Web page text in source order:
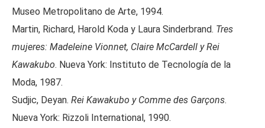
Museo Metropolitano de Arte, 1994.
Martin, Richard, Harold Koda y Laura Sinderbrand. Tres
mujeres: Madeleine Vionnet, Claire McCardell y Rei
Kawakubo. Nueva York: Instituto de Tecnología de la
Moda, 1987.
Sudjic, Deyan. Rei Kawakubo y Comme des Garçons.
Nueva York: Rizzoli International, 1990.